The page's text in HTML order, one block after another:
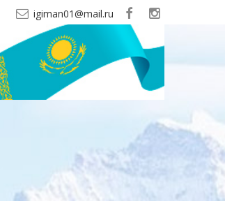
igiman01@mail.ru